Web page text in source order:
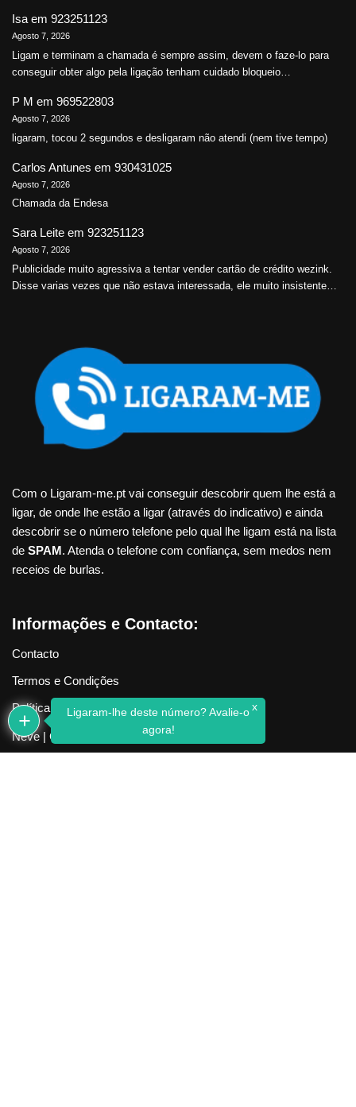
Isa em 923251123
Agosto 7, 2026
Ligam e terminam a chamada é sempre assim, devem o faze-lo para
conseguir obter algo pela ligação tenham cuidado bloqueio…
P M em 969522803
Agosto 7, 2026
ligaram, tocou 2 segundos e desligaram não atendi (nem tive tempo)
Carlos Antunes em 930431025
Agosto 7, 2026
Chamada da Endesa
Sara Leite em 923251123
Agosto 7, 2026
Publicidade muito agressiva a tentar vender cartão de crédito wezink.
Disse varias vezes que não estava interessada, ele muito insistente…
Com o Ligaram-me.pt vai conseguir descobrir quem lhe está a
ligar, de onde lhe estão a ligar (através do indicativo) e ainda
descobrir se o número telefone pelo qual lhe ligam está na lista
de SPAM. Atenda o telefone com confiança, sem medos nem
receios de burlas.
Informações e Contacto:
Contacto
Termos e Condições
Política de Privacidade
Neve| Criado com WordPress
Ligaram-lhe deste número? Avalie-o
agora!
x